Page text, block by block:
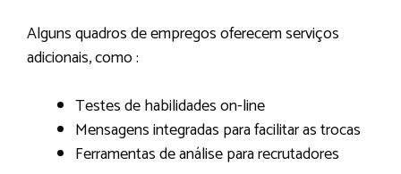
Alguns quadros de empregos oferecem serviços
adicionais, como :
Testes de habilidades on-line
Mensagens integradas para facilitar as trocas
Ferramentas de análise para recrutadores